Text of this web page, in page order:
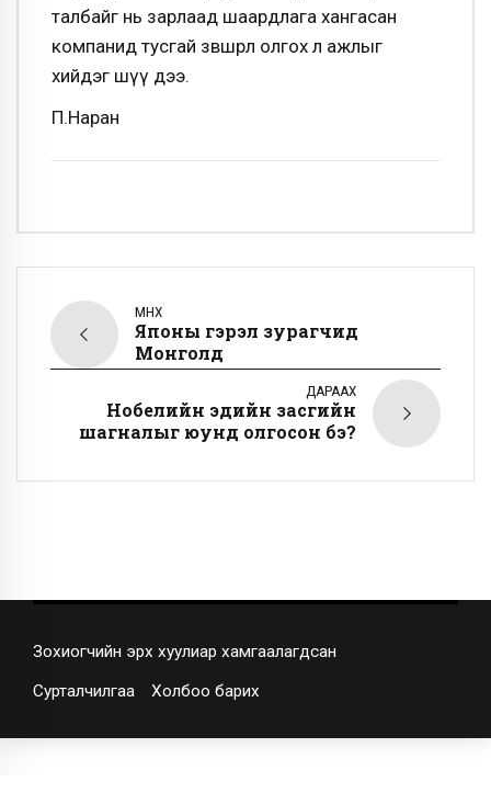
талбайг нь зарлаад шаардлага хангасан
компанид тусгай зөвшөөрөл олгох л ажлыг
хийдэг шүү дээ.
П.Наран
ӨМНӨХ
Японы гэрэл зурагчид
Монголд
ДАРААХ
Нобелийн эдийн засгийн
шагналыг юунд олгосон бэ?
Зохиогчийн эрх хуулиар хамгаалагдсан
Сурталчилгаа Холбоо барих